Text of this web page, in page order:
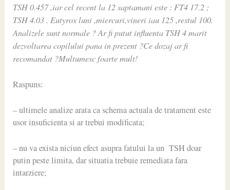
TSH 0.457 ,iar cel recent la 12 saptamani este : FT4 17.2 ;
TSH 4.03 . Eutyrox luni ,miercuri,vineri iau 125 ,restul 100.
Analizele sunt normale ? Ar fi putut influenta TSH 4 marit
dezvoltarea copilului pana in prezent ?Ce dozaj ar fi
recomandat ?Multumesc foarte mult!
Raspuns:
– ultimele analize arata ca schema actuala de tratament este
usor insuficienta si ar trebui modificata;
– nu va exista niciun efect asupra fatului la un TSH doar
putin peste limita, dar situatia trebuie remediata fara
intarziere;